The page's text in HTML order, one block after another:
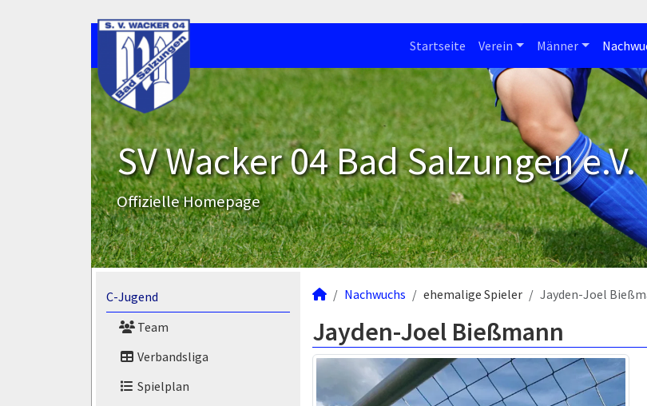
Startseite Verein Männer
SV Wacker 04 Bad Salzungen e.V.
Offizielle Homepage
C-Jugend
Team
Verbandsliga
Spielplan
Nachwuchs ehemalige Spieler Jayden-Joel
Jayden-Joel Bießmann